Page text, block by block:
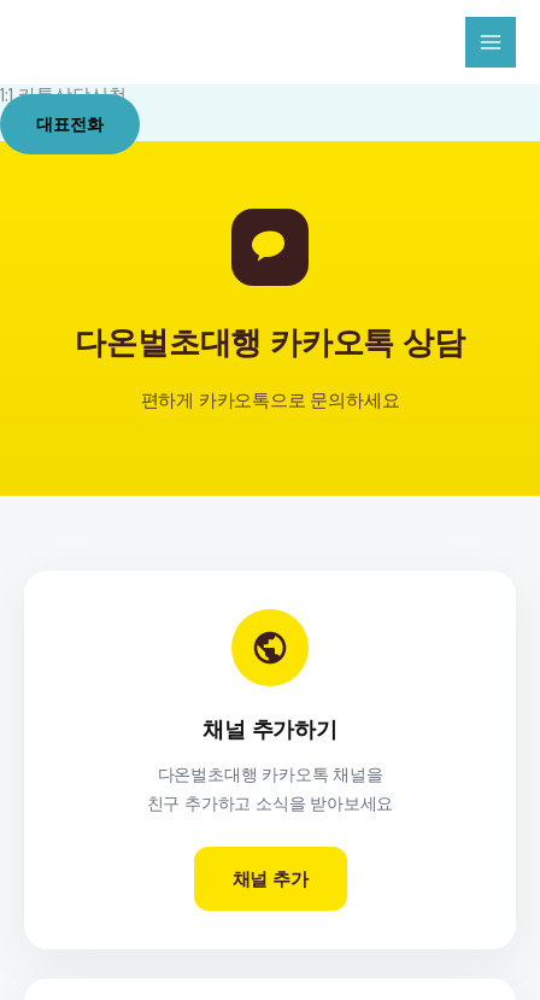
로
건
1:1 카톡상담신청
대표전화
다온벌초대행 카카오톡 상담
편하게 카카오톡으로 문의하세요
채널 추가하기
다온벌초대행 카카오톡 채널을
친구 추가하고 소식을 받아보세요
채널 추가